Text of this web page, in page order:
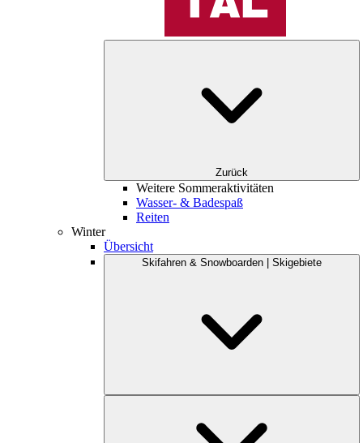
Zurück
Weitere Sommeraktivitäten
Wasser- & Badespaß
Reiten
Winter
Übersicht
Skifahren & Snowboarden | Skigebiete